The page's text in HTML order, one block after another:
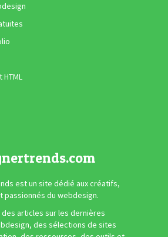
HTML
est un site dédié aux créatifs,
passionnés du webdesign.
articles sur les dernières
des sélections de sites